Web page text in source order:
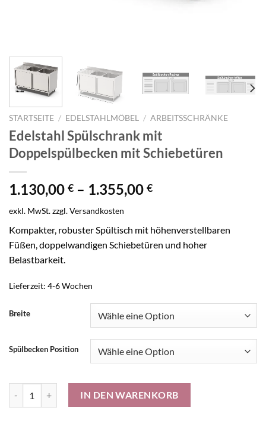
STARTSEITE / EDELSTAHLMÖBEL / ARBEITSSCHRÄNKE
Edelstahl Spülschrank mit
Doppelspülbecken mit Schiebetüren
1.130,00 € – 1.355,00 €
exkl. MwSt.zzgl.Versandkosten
Kompakter, robuster Spültisch mit höhenverstellbaren
Füßen, doppelwandigen Schiebetüren und hoher
Belastbarkeit.
Lieferzeit: 4-6 Wochen
Breite
Spülbecken Position
Edelstahl Spülschrank mit Doppelspülbecken mit Schiebetüren
IN DEN WARENKORB